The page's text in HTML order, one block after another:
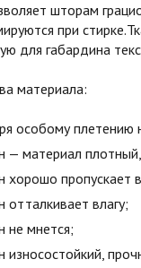
шторам
при
для габардина
материала:
особому плетению
— материал
хорошо пропускает
отталкивает влагу;
не мнется;
износостойкий,